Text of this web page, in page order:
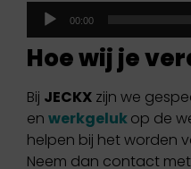
00:00
Hoe wij je
Bij JECKX zijn we
en werkgelukop de
helpen bij het worden
Neem dan contact